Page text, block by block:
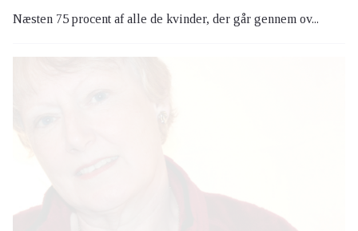
Næsten 75 procent af alle de kvinder, der går gennem ov...